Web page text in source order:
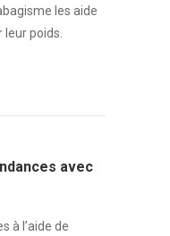
les aide
poids.
avec
à l’aide de